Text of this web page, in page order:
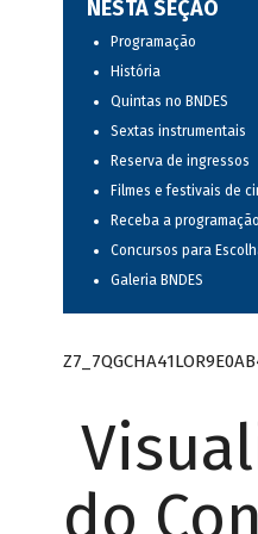
NESTA SEÇÃO
Programação
História
Quintas no BNDES
Sextas instrumentais
Reserva de ingressos
Filmes e festivais de
Receba a programação
Concursos para
Galeria BNDES
do